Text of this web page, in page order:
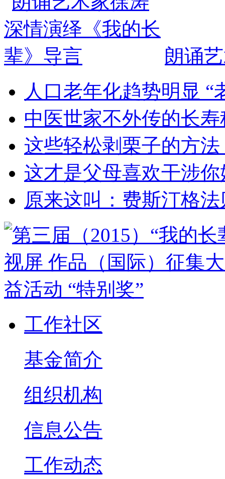
朗诵
人口老年化趋势明显 “
中医世家不外传的长寿
这些轻松剥栗子的方
这才是父母喜欢干涉
原来这叫：费斯汀格
工作社区
基金简介
组织机构
信息公告
工作动态